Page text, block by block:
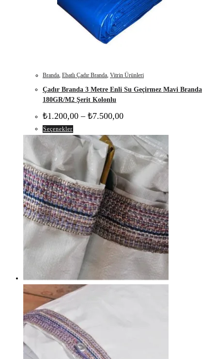
Branda Ebatlı Çadır Branda Vitrin Ürünleri
Çadır Branda 3 Metre Enli Su Geçirmez Mavi Branda
180GR/M2 Şerit Kolonlu
₺1.200,00 – ₺7.500,00Fiyat
₺7.500,00
Seçenekler
ürünün
birden
varyasyonu
var.
Seçenekler
ürün
sayfasından
seçilebilir